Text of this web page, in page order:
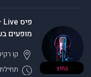
בחוץ
מופעים
תחילת
קו